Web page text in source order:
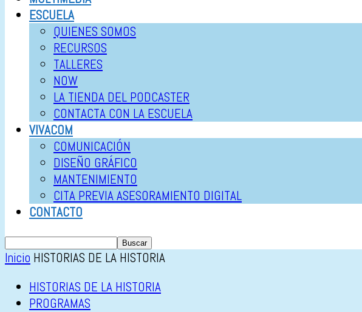
ESCUELA
QUIENES SOMOS
RECURSOS
TALLERES
NOW
LA TIENDA DEL PODCASTER
CONTACTA CON LA ESCUELA
VIVACOM
COMUNICACIÓN
DISEÑO GRÁFICO
MANTENIMIENTO
CITA PREVIA ASESORAMIENTO DIGITAL
CONTACTO
Inicio HISTORIAS DE LA HISTORIA
HISTORIAS DE LA HISTORIA
PROGRAMAS